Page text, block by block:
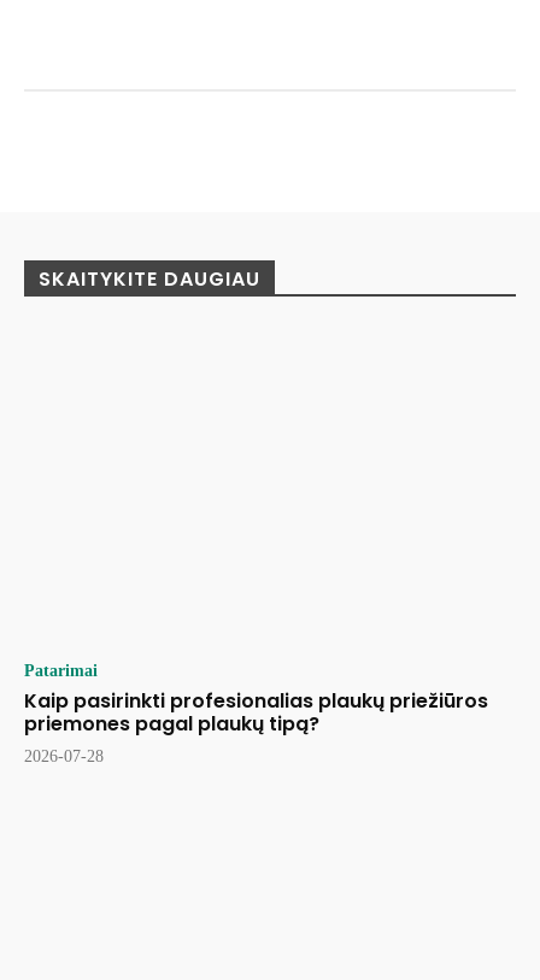
SKAITYKITE DAUGIAU
Patarimai
Kaip pasirinkti profesionalias plaukų priežiūros
priemones pagal plaukų tipą?
2026-07-28